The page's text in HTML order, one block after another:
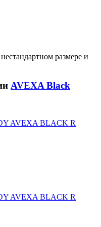
размере и
AVEXA Black
AVEXA BLACK R
AVEXA BLACK R